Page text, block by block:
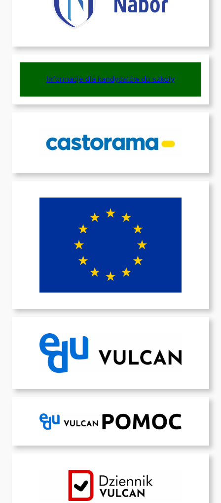
Informacje dla kandydatów do szkoły